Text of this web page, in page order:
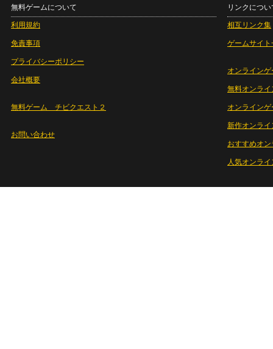
無料ゲームについて
利用規約
免責事項
プライバシーポリシー
会社概要
無料ゲーム チビクエスト２
お問い合わせ
リンクについ
相互リンク集
ゲームサイト
オンラインゲ
無料オンライ
オンライン
新作オンライ
おすすめオ
人気オンラ